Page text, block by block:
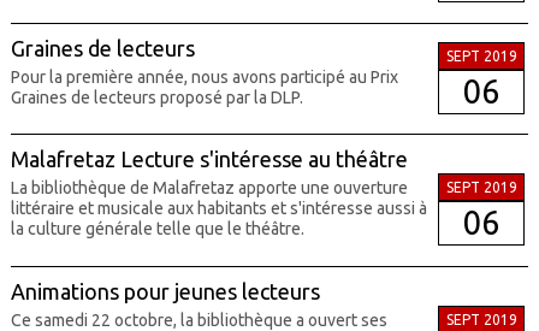
Graines de lecteurs
Pour la première année, nous avons participé au Prix
Graines de lecteurs proposé par la DLP.
SEPT 2019
06
Malafretaz Lecture s'intéresse au théâtre
La bibliothèque de Malafretaz apporte une ouverture
littéraire et musicale aux habitants et s'intéresse aussi à
la culture générale telle que le théâtre.
SEPT 2019
06
Animations pour jeunes lecteurs
Ce samedi 22 octobre, la bibliothèque a ouvert ses
SEPT 2019